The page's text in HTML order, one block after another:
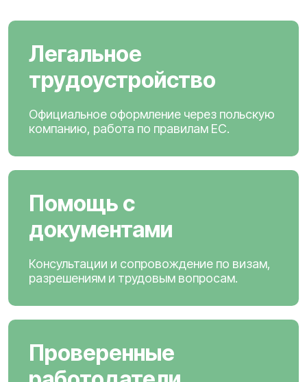
Легальное
трудоустройство
Официальное оформление через польскую
компанию, работа по правилам ЕС.
Помощь с
документами
Консультации и сопровождение по визам,
разрешениям и трудовым вопросам.
Проверенные